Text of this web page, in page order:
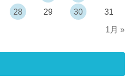
28 29 30
31
1月 »